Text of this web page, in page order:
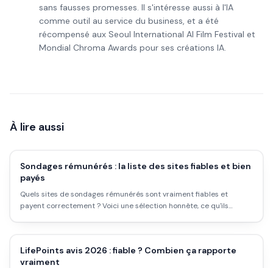
sans fausses promesses. Il s'intéresse aussi à l'IA
comme outil au service du business, et a été
récompensé aux Seoul International AI Film Festival et
Mondial Chroma Awards pour ses créations IA.
À lire aussi
Sondages rémunérés : la liste des sites fiables et bien
payés
Quels sites de sondages rémunérés sont vraiment fiables et
payent correctement ? Voici une sélection honnête, ce qu'ils
LifePoints avis 2026 : fiable ? Combien ça rapporte
vraiment